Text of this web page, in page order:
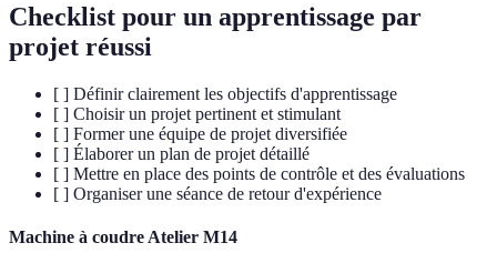
Checklist pour un apprentissage par
projet réussi
[ ] Définir clairement les objectifs d'apprentissage
[ ] Choisir un projet pertinent et stimulant
[ ] Former une équipe de projet diversifiée
[ ] Élaborer un plan de projet détaillé
[ ] Mettre en place des points de contrôle et des évaluations
[ ] Organiser une séance de retour d'expérience
Machine à coudre Atelier M14